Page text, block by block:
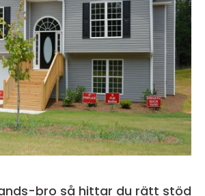
du rätt stöd